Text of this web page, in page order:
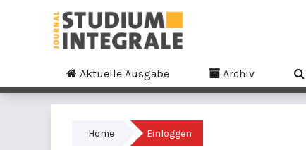
Aktuelle Ausgabe Archiv
Home Einloggen